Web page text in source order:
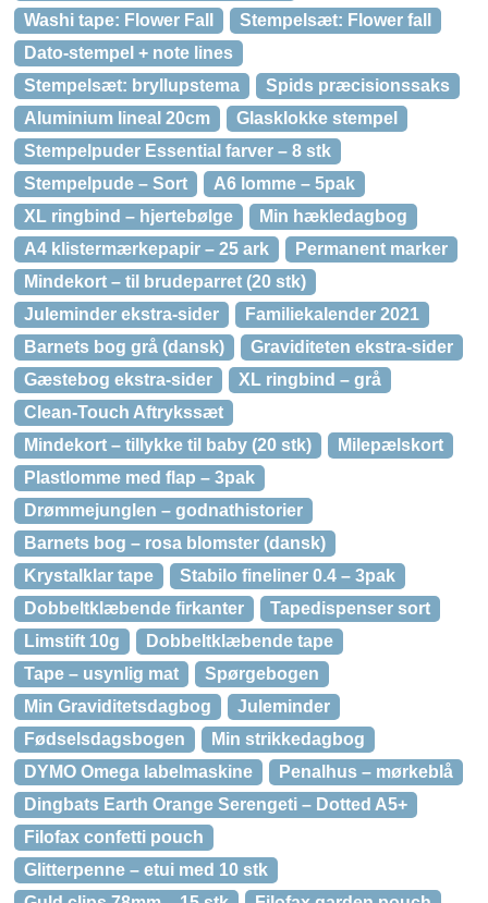
Washi tape: Flower Fall
Stempelsæt: Flower fall
Dato-stempel + note lines
Stempelsæt: bryllupstema
Spids præcisionssaks
Aluminium lineal 20cm
Glasklokke stempel
Stempelpuder Essential farver – 8 stk
Stempelpude – Sort
A6 lomme – 5pak
XL ringbind – hjertebølge
Min hækledagbog
A4 klistermærkepapir – 25 ark
Permanent marker
Mindekort – til brudeparret (20 stk)
Juleminder ekstra-sider
Familiekalender 2021
Barnets bog grå (dansk)
Graviditeten ekstra-sider
Gæstebog ekstra-sider
XL ringbind – grå
Clean-Touch Aftrykssæt
Mindekort – tillykke til baby (20 stk)
Milepælskort
Plastlomme med flap – 3pak
Drømmejunglen – godnathistorier
Barnets bog – rosa blomster (dansk)
Krystalklar tape
Stabilo fineliner 0.4 – 3pak
Dobbeltklæbende firkanter
Tapedispenser sort
Limstift 10g
Dobbeltklæbende tape
Tape – usynlig mat
Spørgebogen
Min Graviditetsdagbog
Juleminder
Fødselsdagsbogen
Min strikkedagbog
DYMO Omega labelmaskine
Penalhus – mørkeblå
Dingbats Earth Orange Serengeti – Dotted A5+
Filofax confetti pouch
Glitterpenne – etui med 10 stk